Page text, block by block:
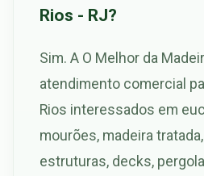
Rios - RJ?
Sim. A O Melhor da
atendimento comercial
Rios interessados em
mourões, madeira
estruturas, decks,